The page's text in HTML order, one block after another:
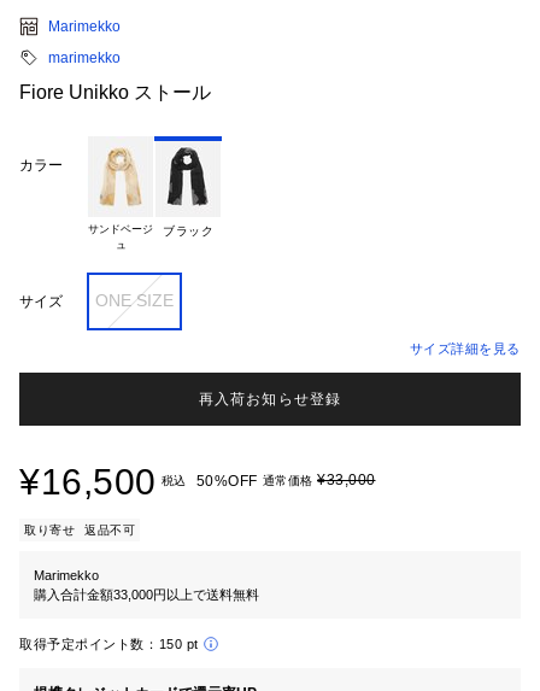
Marimekko
marimekko
Fiore Unikko ストール
カラー
サンドベージ
ブラック
サイズ ONE SIZE
サイズ詳細を見る
再入荷お知らせ登録
¥16,500 税込 50%OFF 通常価格 ¥33,000
取り寄せ 返品不可
Marimekko
購入合計金額33,000円以上で送料無料
取得予定ポイント数： 150 pt